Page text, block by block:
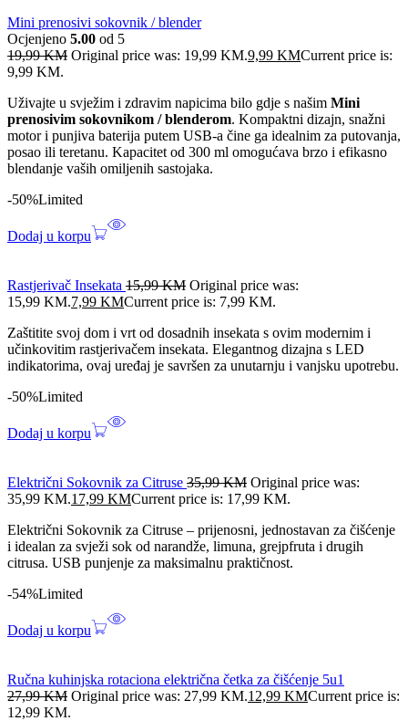
Mini prenosivi sokovnik / blender
Ocjenjeno 5.00 od 5
19,99KM Original price was: 19,99 KM.9,99 KMCurrent price is:
9,99 KM.
Uživajte u svježim i zdravim napicima bilo gdje s našim Mini
prenosivim sokovnikom / blenderom. Kompaktni dizajn, snažni
motor i punjiva baterija putem USB-a čine ga idealnim za putovanja,
posao ili teretanu. Kapacitet od 300 ml omogućava brzo i efikasno
blendanje vaših omiljenih sastojaka.
-50%Limited
Dodaj u korpu
Rastjerivač Insekata 15,99KM Original price was:
15,99 KM.7,99 KMCurrent price is: 7,99 KM.
Zaštitite svoj dom i vrt od dosadnih insekata s ovim modernim i
učinkovitim rastjerivačem insekata. Elegantnog dizajna s LED
indikatorima, ovaj uređaj je savršen za unutarnju i vanjsku upotrebu.
-50%Limited
Dodaj u korpu
Električni Sokovnik za Citruse 35,99KM Original price was:
35,99 KM.17,99 KMCurrent price is: 17,99 KM.
Električni Sokovnik za Citruse – prijenosni, jednostavan za čišćenje
i idealan za svježi sok od narandže, limuna, grejpfruta i drugih
citrusa. USB punjenje za maksimalnu praktičnost.
-54%Limited
Dodaj u korpu
Ručna kuhinjska rotaciona električna četka za čišćenje 5u1
27,99KM Original price was: 27,99 KM.12,99 KMCurrent price is:
12,99 KM.